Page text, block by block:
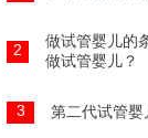
2
做试管婴儿的
做试管婴儿？
3 第二代试管